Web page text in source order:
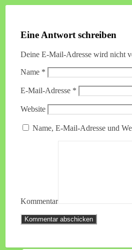
Eine Antwort schreiben
Deine E-Mail-Adresse wird nicht
Name *
E-Mail-Adresse *
Website
Name, E-Mail-Adresse und
Kommentar